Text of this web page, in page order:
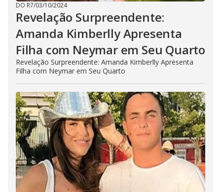
DO R7/03/10/2024
Revelação Surpreendente:
Amanda Kimberlly Apresenta
Filha com Neymar em Seu Quarto
Revelação Surpreendente: Amanda Kimberlly Apresenta
Filha com Neymar em Seu Quarto